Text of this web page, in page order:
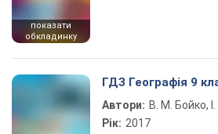
показати
обкладинку
ГДЗ Географія 9
Автори: В. М. Бойко,
Рік: 2017